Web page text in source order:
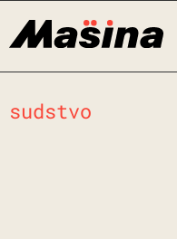
sudstvo